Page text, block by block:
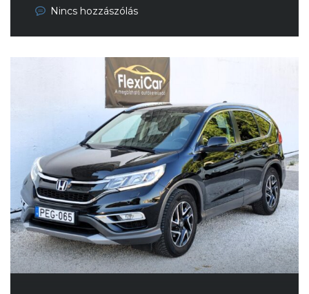
Nincs hozzászólás